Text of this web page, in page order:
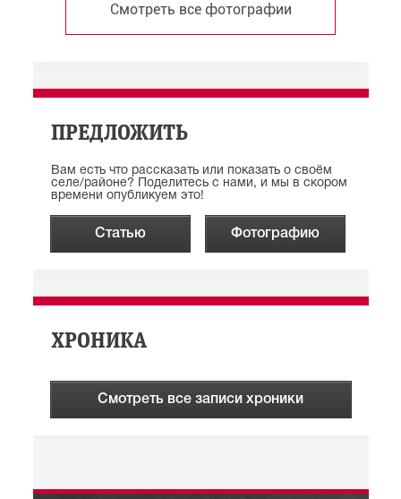
Смотреть все фотографии
ПРЕДЛОЖИТЬ
Вам есть что рассказать или показать о своём
селе/районе? Поделитесь с нами, и мы в скором
времени опубликуем это!
Статью Фотографию
ХРОНИКА
Смотреть все записи хроники